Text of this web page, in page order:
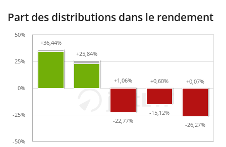
Part des distributions dans le rendement
-22,77%
-22,77%
-15,12%
-15,12%
-26,27%
-26,27%
+36,44%
+36,44%
+25,84%
+25,84%
+1,06%
+1,06% +0,60%
+0,60% +0,07%
+0,07%
-50%
-25%
0%
25%
50%